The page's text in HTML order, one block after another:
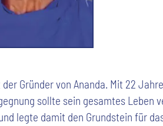
Gründer von Ananda. Mit 22
sollte sein gesamtes Leben
legte damit den Grundstein für